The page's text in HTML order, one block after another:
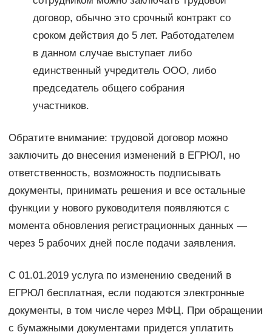
договор, обычно это срочный контракт со
сроком действия до 5 лет. Работодателем
в данном случае выступает либо
единственный учредитель ООО, либо
председатель общего собрания
участников.
Обратите внимание: трудовой договор можно
заключить до внесения изменений в ЕГРЮЛ, но
ответственность, возможность подписывать
документы, принимать решения и все остальные
функции у нового руководителя появляются с
момента обновления регистрационных данных —
через 5 рабочих дней после подачи заявления.
С 01.01.2019 услуга по изменению сведений в
ЕГРЮЛ бесплатная, если подаются электронные
документы, в том числе через МФЦ. При обращении
с бумажными документами придется уплатить